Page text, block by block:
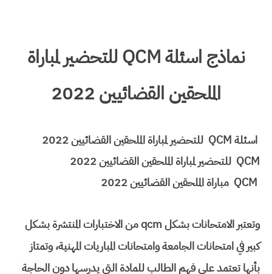
نماذج اسئلة QCM للتحضير لمباراة
الملحقين القضائيين 2022
اسئلة QCM للتحضير لمباراة الملحقين القضائيين 2022
QCM للتحضير لمباراة الملحقين القضائيين 2022
وتعتبر الامتحانات بشكل qcm من الاختبارات المنتشرة بشكل
كبير في امتحانات الجامعة وامتحانات المباريات المهنية، وتمتاز
بأنها تعتمد على فهم الطالب للمادة التي يدرسها دون الحاجة